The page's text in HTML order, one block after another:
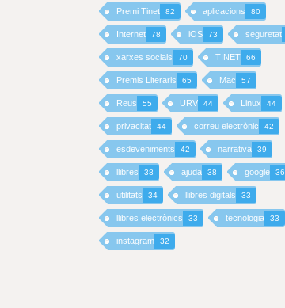
I
N
C
I
P
A
L
Premi Tinet 82 aplicacions 80
Internet 78 iOS 73 seguretat
xarxes socials 70 TINET 66
Premis Literaris 65 Mac 57
Reus 55 URV 44 Linux 44
privacitat 44 correu electrònic 42
esdeveniments 42 narrativa 39
llibres 38 ajuda 38 google 36
utilitats 34 llibres digitals 33
llibres electrònics 33 tecnologia 33
instagram 32